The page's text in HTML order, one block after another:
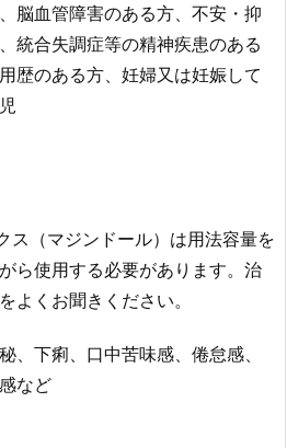
脳血管障害のある方、不安・抑
統合失調症等の精神疾患のある
歴のある方、妊婦又は妊娠して
ス（マジンドール）は用法容量を
ら使用する必要があります。治
よくお聞きください。
、下痢、口中苦味感、倦怠感、
など